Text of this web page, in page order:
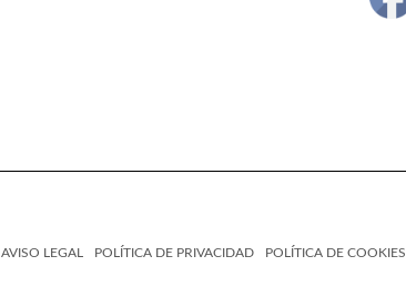
AVISO LEGAL POLÍTICA DE PRIVACIDAD POLÍTICA DE COOKIES